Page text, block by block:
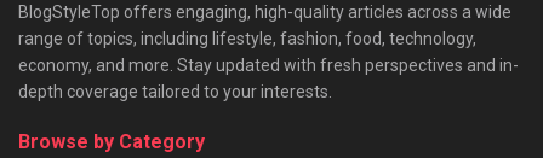
BlogStyleTop offers engaging, high-quality articles across a wide
range of topics, including lifestyle, fashion, food, technology,
economy, and more. Stay updated with fresh perspectives and in-
depth coverage tailored to your interests.
Browse by Category